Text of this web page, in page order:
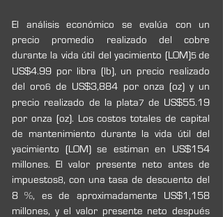
El análisis económico se evalúa con un
precio promedio realizado del cobre
durante la vida útil del yacimiento (LOM)5 de
US$4.99 por libra (lb), un precio realizado
del oro6
de US$3,884 por onza (oz) y un
precio realizado de la plata7 de US$55.19
por onza (oz). Los costos totales de capital
de mantenimiento durante la vida útil del
yacimiento (LOM) se estiman en US$154
millones. El valor presente neto antes de
impuestos8, con una tasa de descuento del
8 %, es de aproximadamente US$1,158
millones, y el valor presente neto después